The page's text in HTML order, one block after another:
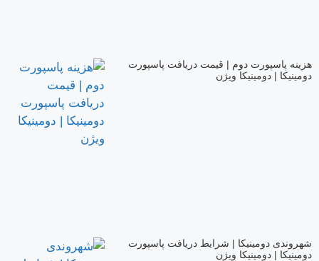
هزینه پاسپورت دوم | قیمت دریافت پاسپورت
دومینیکا | دومینیکا ویژن
شهروندی دومینیکا | شرایط دریافت پاسپورت
دومینیکا | دومینیکا ویژن